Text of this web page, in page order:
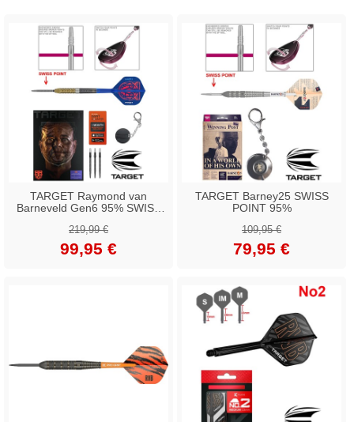
TARGET Raymond van
Barneveld Gen6 95% SWISS
219,99 €
99,95 €
TARGET Barney25 SWISS
POINT 95%
109,95 €
79,95 €